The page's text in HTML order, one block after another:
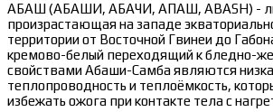
АБАШ (АБАШИ, АБАЧИ, АПАШ, ABASH) -
произрастающая на западе
территории от Восточной Гвинеи до
кремово-белый переходящий к бледно-
свойствами Абаши-Самба являются
теплопроводность и теплоёмкость,
избежать ожога при контакте тела с